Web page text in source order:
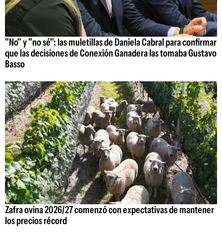
"No" y "no sé": las muletillas de Daniela Cabral para confirmar
que las decisiones de Conexión Ganadera las tomaba Gustavo
Basso
Zafra ovina 2026/27 comenzó con expectativas de mantener
los precios récord